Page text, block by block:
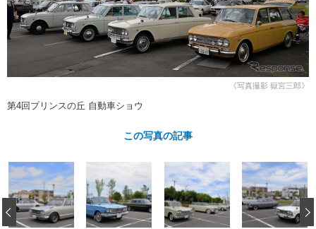
鈑金・塗装
ヘッドライト磨き コーティング
フィルム・ラッピング
小キズ直し 防錆
特集記事
ストップ 不具合修理＆粗悪修理
カーメーカー「旧車」関連プロジェ
クト
ショップ紹介
ショップレポート プロショップ検索
レストア
カーメーカー「旧車」関連プロジ
イベント
《写真撮影 嶽宮三郎》
第4回プリンスの丘 自動車ショウ
この写真の記事
‹